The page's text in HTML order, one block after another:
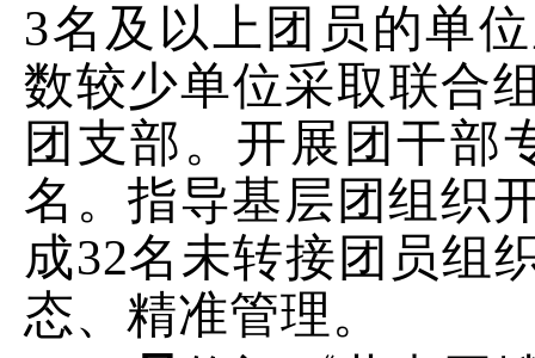
3名及以上团员 的单
数较少单位采取联合
团支部。开展团干部
名 。指导基层团组织
成32名未转接团员组
态、精准管理。